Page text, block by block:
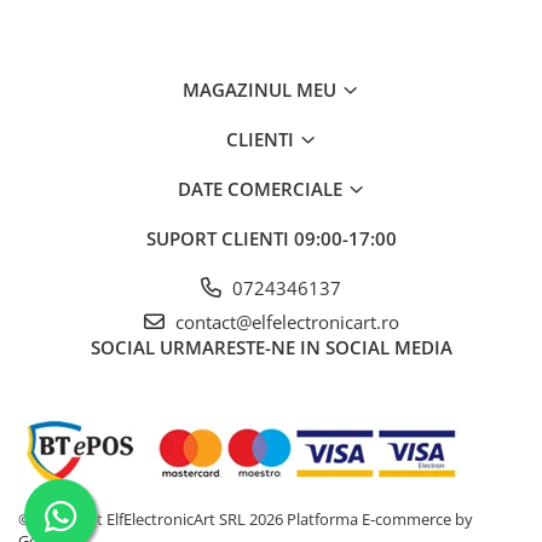
GW INSTEK GDS-2204E
Număr canale
4
1 Gsps
Adâncime de memorie
10 Mpts
Performanță
Dimensiune ecran
LCD TFT 8"
Rezoluție ecran
800 x 480
MAGAZINUL MEU
CLIENTI
DATE COMERCIALE
SUPORT CLIENTI 09:00-17:00
0724346137
contact@elfelectronicart.ro
SOCIAL URMARESTE-NE IN SOCIAL MEDIA
©Copyright ElfElectronicArt SRL 2026 Platforma E-commerce by